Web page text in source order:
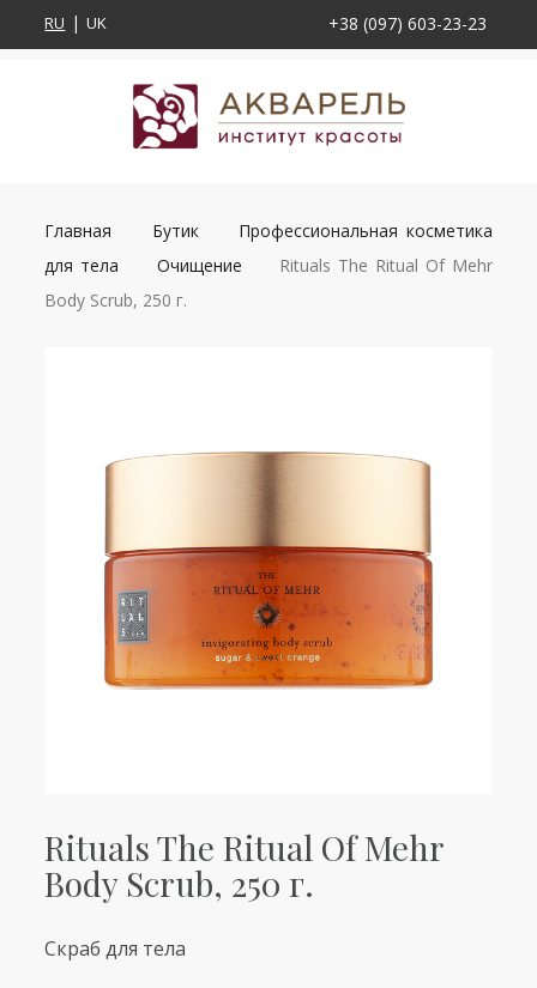
RU UK +38 (097) 603-23-23
Главная Бутик
Профессиональная косметика
для тела
Очищение
Rituals The Ritual Of Mehr
Body Scrub, 250 г.
Rituals The Ritual Of Mehr
Body Scrub, 250 г.
Скраб для тела